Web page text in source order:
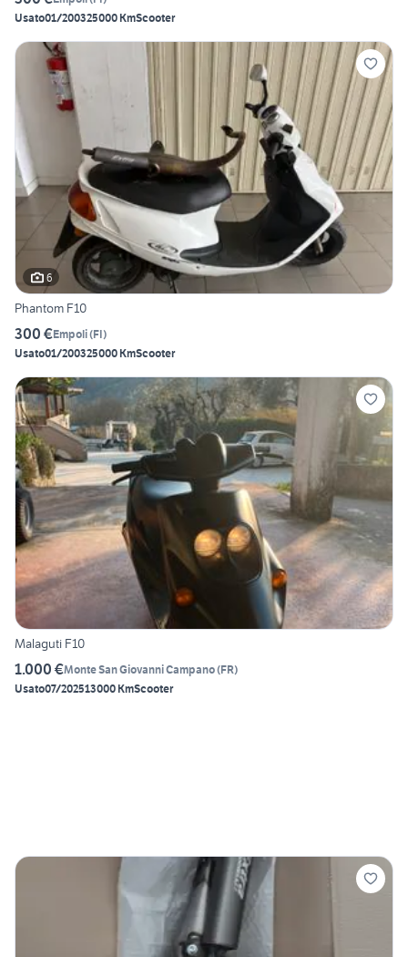
Usato01/200325000 KmScooter
6
Phantom F10
300 €Empoli(FI)
Usato01/200325000 KmScooter
Malaguti F10
1.000 €Monte San Giovanni Campano(FR)
Usato07/202513000 KmScooter